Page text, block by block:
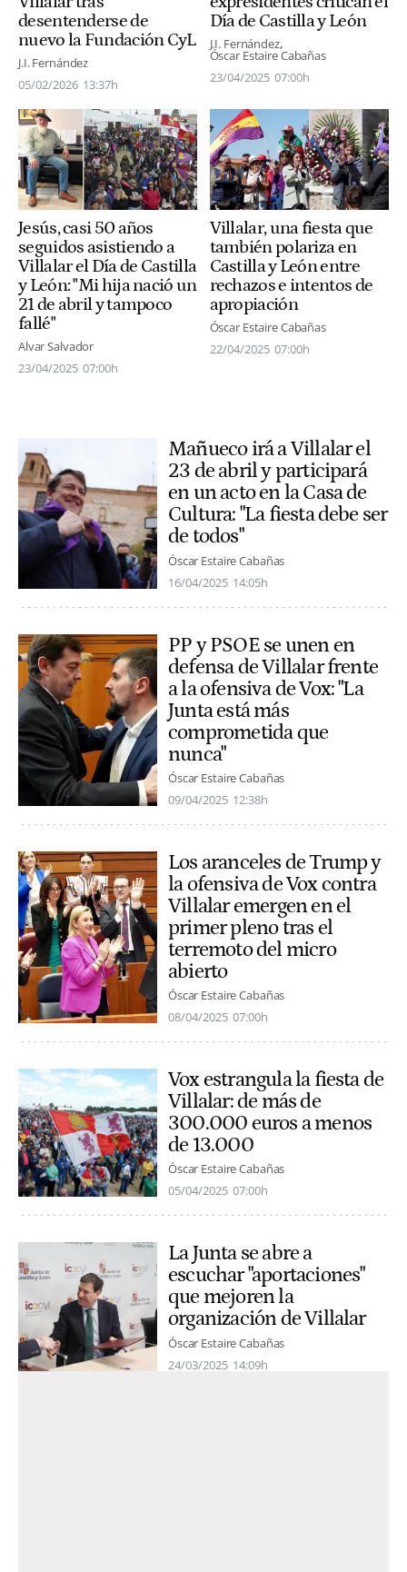
desentenderse de
nuevo la Fundación CyL
J.I. Fernández
05/02/2026 13:37h
Día de Castilla y León
J.I. Fernández
Óscar Estaire Cabañas
23/04/2025 07:00h
Jesús, casi 50 años
seguidos asistiendo a
Villalar el Día de Castilla
y León: "Mi hija nació un
21 de abril y tampoco
fallé"
Alvar Salvador
23/04/2025 07:00h
Villalar, una fiesta que
también polariza en
Castilla y León entre
rechazos e intentos de
apropiación
Óscar Estaire Cabañas
22/04/2025 07:00h
Mañueco irá a Villalar el
23 de abril y participará
en un acto en la Casa de
Cultura: "La fiesta debe ser
de todos"
Óscar Estaire Cabañas
16/04/2025 14:05h
PP y PSOE se unen en
defensa de Villalar frente
a la ofensiva de Vox: "La
Junta está más
comprometida que
nunca"
Óscar Estaire Cabañas
09/04/2025 12:38h
Los aranceles de Trump y
la ofensiva de Vox contra
Villalar emergen en el
primer pleno tras el
terremoto del micro
abierto
Óscar Estaire Cabañas
08/04/2025 07:00h
Vox estrangula la fiesta de
Villalar: de más de
300.000 euros a menos
de 13.000
Óscar Estaire Cabañas
05/04/2025 07:00h
La Junta se abre a
escuchar "aportaciones"
que mejoren la
organización de Villalar
Óscar Estaire Cabañas
24/03/2025 14:09h